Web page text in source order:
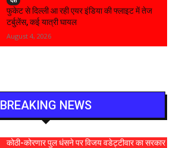
फुकेट से दिल्ली आ रही एयर इंडिया की फ्लाइट में तेज
टर्बुलेंस, कई यात्री घायल
August 4, 2026
BREAKING NEWS
कोठी-कोरणार पुल धंसने पर विजय वडेट्टीवार का सरकार